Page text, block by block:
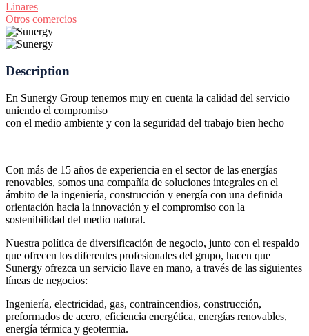
Linares
Otros comercios
Description
En Sunergy Group tenemos muy en cuenta la calidad del servicio
uniendo el compromiso
con el medio ambiente y con la seguridad del trabajo bien hecho
Con más de 15 años de experiencia en el sector de las energías
renovables, somos una compañía de soluciones integrales en el
ámbito de la ingeniería, construcción y energía con una definida
orientación hacia la innovación y el compromiso con la
sostenibilidad del medio natural.
Nuestra política de diversificación de negocio, junto con el respaldo
que ofrecen los diferentes profesionales del grupo, hacen que
Sunergy ofrezca un servicio llave en mano, a través de las siguientes
líneas de negocios:
Ingeniería, electricidad, gas, contraincendios, construcción,
preformados de acero, eficiencia energética, energías renovables,
energía térmica y geotermia.